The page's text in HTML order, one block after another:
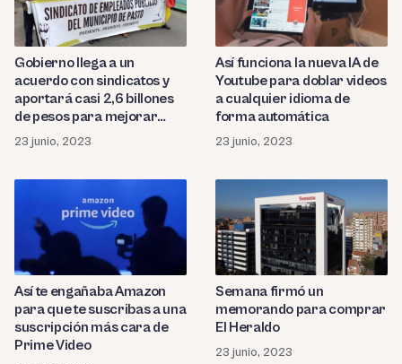
Gobierno llega a un
acuerdo con sindicatos y
aportará casi 2,6 billones
de pesos para mejorar
situación laboral
23 junio, 2023
Así funciona la nueva IA de
Youtube para doblar videos
a cualquier idioma de
forma automática
23 junio, 2023
Así te engañaba Amazon
para que te suscribas a una
suscripción más cara de
Prime Video
Semana firmó un
memorando para comprar
El Heraldo
23 junio, 2023